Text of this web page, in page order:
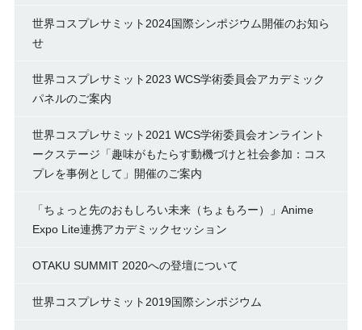
世界コスプレサミット2024国際シンポジウム開催のお知ら
せ
世界コスプレサミット2023 WCS学術委員会アカデミック
パネルのご案内
世界コスプレサミット2021 WCS学術委員会オンライント
ークステージ「趣味がもたらす動機づけと社会参加：コス
プレを事例として」開催のご案内
「ちょっと先のおもしろい未来（ちょもろー）」Anime
Expo Lite連携アカデミックセッション
OTAKU SUMMIT 2020への登壇について
世界コスプレサミット2019国際シンポジウム